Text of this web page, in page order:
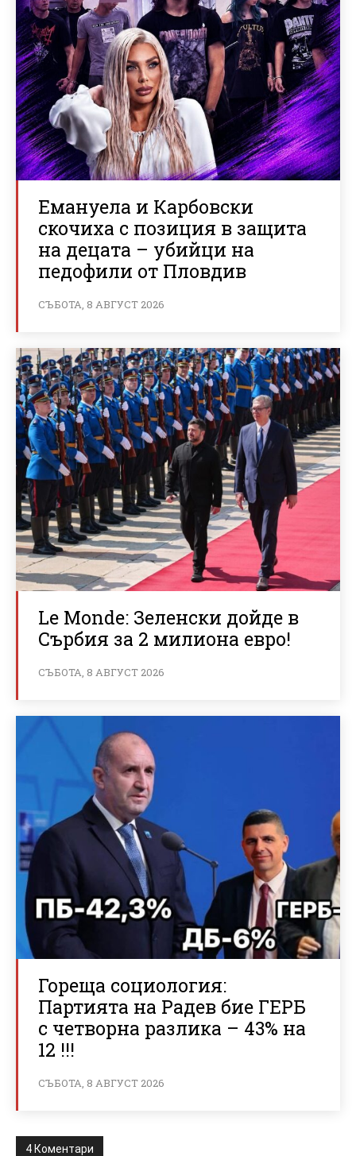
Емануела и Карбовски
скочиха с позиция в защита
на децата – убийци на
педофили от Пловдив
СЪБОТА, 8 АВГУСТ 2026
Le Monde: Зеленски дойде в
Сърбия за 2 милиона евро!
СЪБОТА, 8 АВГУСТ 2026
Гореща социология:
Партията на Радев бие ГЕРБ
с четворна разлика – 43% на
12 !!!
СЪБОТА, 8 АВГУСТ 2026
4 Коментари